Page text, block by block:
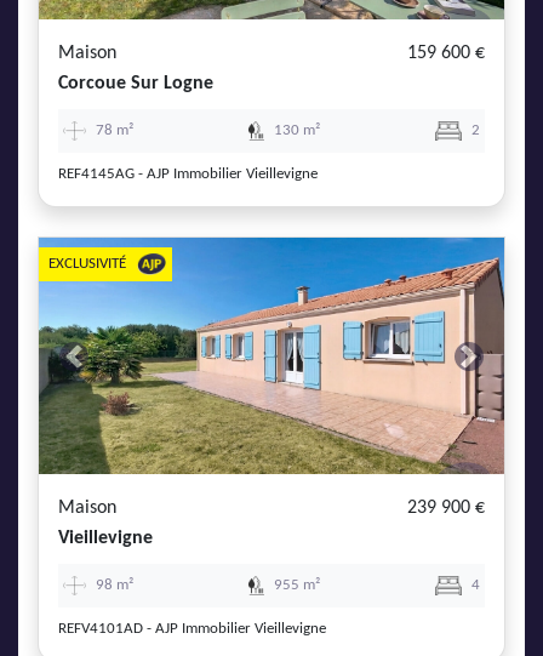
Maison
159 600 €
Corcoue Sur Logne
78 m² 130 m² 2
REF4145AG - AJP Immobilier Vieillevigne
Previous Next
EXCLUSIVITÉ
Maison
239 900 €
Vieillevigne
98 m² 955 m² 4
REFV4101AD - AJP Immobilier Vieillevigne